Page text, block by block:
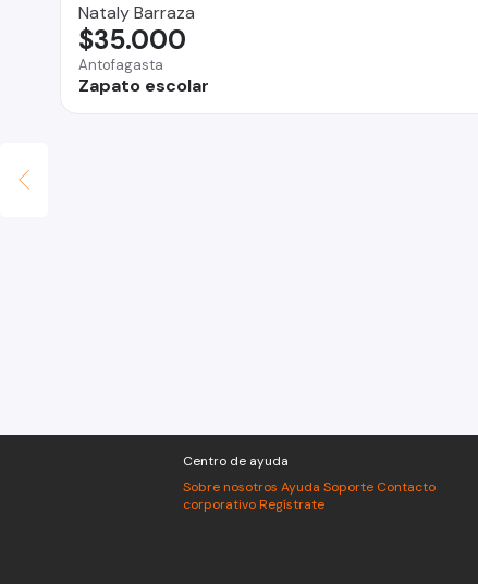
Nataly Barraza
Antofagasta
Zapato escolar
$35.000
Centro de ayuda
Sobre nosotros Ayuda Soporte Contacto
corporativo Regístrate